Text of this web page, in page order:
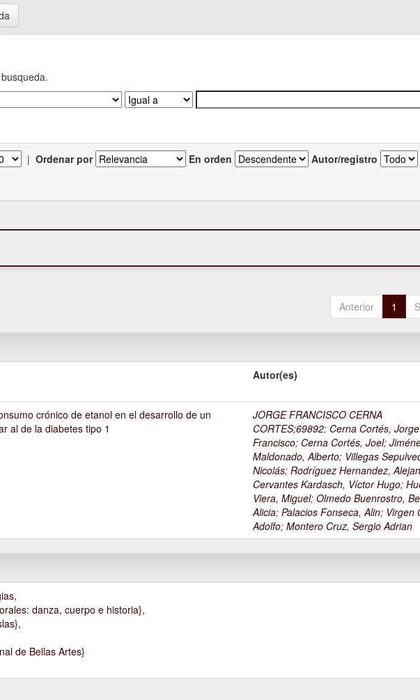
| Ordenar por En orden Autor/registro
Anterior 1
Autor(es)
crónico de etanol en el desarrollo de un
al de la diabetes tipo 1
JORGE FRANCISCO CERNA
CORTES;69892; Cerna Cortés, Jorge
Francisco; Cerna Cortés, Joel;
Maldonado, Alberto; Villegas
Nicolás;Rodríguez Hernandez,
Cervantes Kardasch, Víctor Hugo;
Viera, Miguel;Olmedo Buenrostro,
Alicia;Palacios Fonseca, Alin; Virgen
Adolfo;Montero Cruz, Sergio Adrian
danza, cuerpo e historia},
de Bellas Artes}